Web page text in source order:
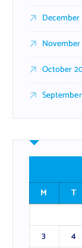
October
M
T
3
4